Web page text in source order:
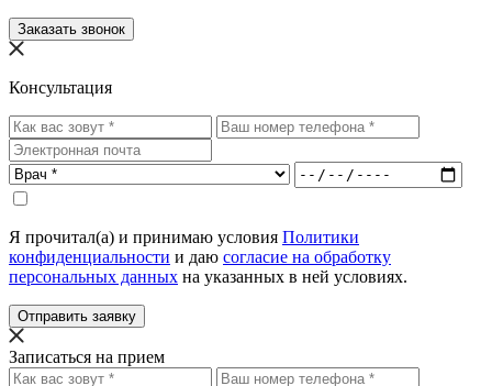
Заказать звонок
Консультация
Я прочитал(а) и принимаю условия Политики
конфиденциальности и даю согласие на обработку
персональных данных на указанных в ней условиях.
Отправить заявку
Записаться на прием